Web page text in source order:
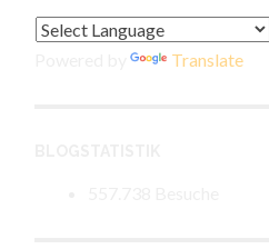
Powered by Translate